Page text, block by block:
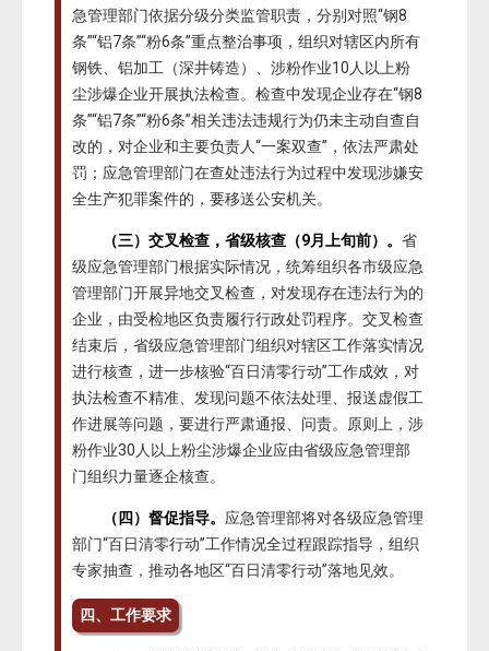
急管理部门依据分级分类监管职责，分别对照“钢8
条”“铝7条”“粉6条”重点整治事项，组织对辖区内所有
钢铁、铝加工（深井铸造）、涉粉作业10人以上粉
尘涉爆企业开展执法检查。检查中发现企业存在“钢8
条”“铝7条”“粉6条”相关违法违规行为仍未主动自查自
改的，对企业和主要负责人“一案双查”，依法严肃处
罚；应急管理部门在查处违法行为过程中发现涉嫌安
全生产犯罪案件的，要移送公安机关。
（三）交叉检查，省级核查（9月上旬前）。 省
级应急管理部门根据实际情况，统筹组织各市级应急
管理部门开展异地交叉检查，对发现存在违法行为的
企业，由受检地区负责履行行政处罚程序。交叉检查
结束后，省级应急管理部门组织对辖区工作落实情况
进行核查，进一步核验“百日清零行动”工作成效，对
执法检查不精准、发现问题不依法处理、报送虚假工
作进展等问题，要进行严肃通报、问责。原则上，涉
粉作业30人以上粉尘涉爆企业应由省级应急管理部
门组织力量逐企核查。
（四）督促指导。 应急管理部将对各级应急管理
部门“百日清零行动”工作情况全过程跟踪指导，组织
专家抽查，推动各地区“百日清零行动”落地见效。
四、工作要求